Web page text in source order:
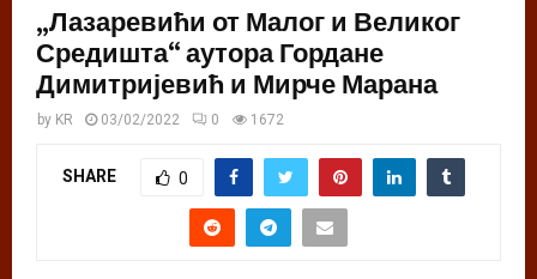
„Лазаревићи от Малог и Великог
Средишта“ аутора Гордане
Димитријевић и Мирче Марана
by KR 03/02/2022 0 1672
SHARE 0